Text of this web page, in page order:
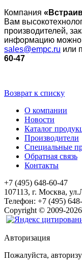
Компания
Вам
производителей,
информацию
sales@empc.ru или
60-47
Возврат к списку
О компании
Новости
Каталог
Производители
Специальные
Обратная связь
Контакты
+7 (495) 648-60-47
107113, г. Москва,
Телефон: +7 (495)
Copyright © 2009-2026
Авторизация
Пожалуйста,